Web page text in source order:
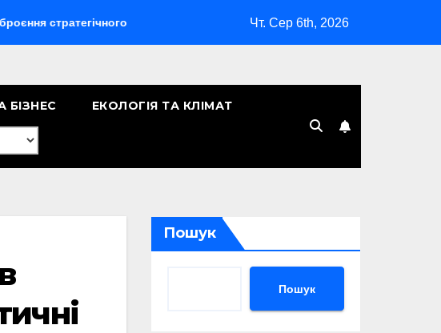
бомбардувальника Скільки років Києву: символічна дата,
Чт. Сер 6th, 2026
БІЗНЕС ЕКОЛОГІЯ ТА КЛІМАТ
Пошук
Пошук